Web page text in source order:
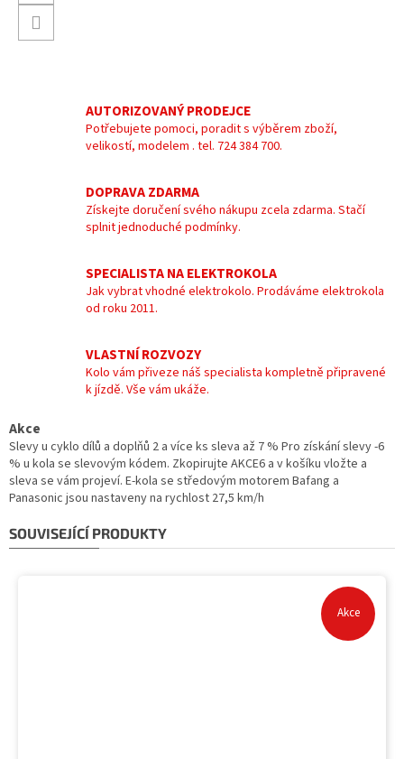
AUTORIZOVANÝ PRODEJCE
Potřebujete pomoci, poradit s výběrem zboží,
velikostí, modelem . tel. 724 384 700.
DOPRAVA ZDARMA
Získejte doručení svého nákupu zcela zdarma. Stačí
splnit jednoduché podmínky.
SPECIALISTA NA ELEKTROKOLA
Jak vybrat vhodné elektrokolo. Prodáváme elektrokola
od roku 2011.
VLASTNÍ ROZVOZY
Kolo vám přiveze náš specialista kompletně připravené
k jízdě. Vše vám ukáže.
Akce
Slevy u cyklo dílů a doplňů 2 a více ks sleva až 7 % Pro získání slevy -6
% u kola se slevovým kódem. Zkopirujte AKCE6 a v košíku vložte a
sleva se vám projeví. E-kola se středovým motorem Bafang a
Panasonic jsou nastaveny na rychlost 27,5 km/h
SOUVISEJÍCÍ PRODUKTY
Akce